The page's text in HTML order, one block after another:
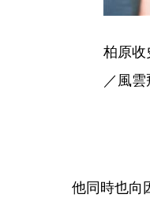
柏原收
／風雲
他同時也向